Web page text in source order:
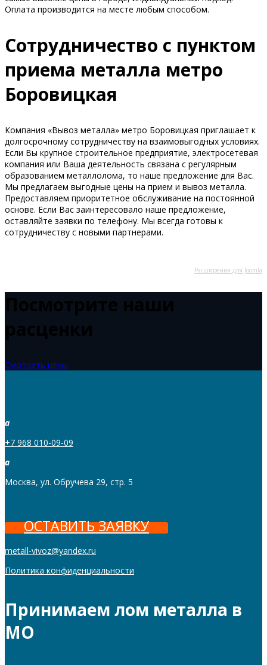
Оплата производится на месте любым способом.
Сотрудничество с пунктом
приема металла метро
Боровицкая
Компания «Вывоз металла» метро Боровицкая приглашает к
долгосрочному сотрудничеству на взаимовыгодных условиях.
Если Вы крупное строительное предприятие, электросетевая
компания или Ваша деятельность связана с регулярным
образованием металлолома, то наше предложение для Вас.
Мы предлагаем выгодные цены на прием и вывоз металла.
Предоставляем приоритетное обслуживание на постоянной
основе. Если Вас заинтересовало наше предложение,
оставляйте заявки по телефону. Мы всегда готовы к
сотрудничеству с новыми партнерами.
Расширения для Joomla
Посмотрите наши
расценки
Смотреть цены
a
+7 968 010-09-09
a
Москва, ул. Обручева 29, стр. 5
ОСТАВИТЬ ЗАЯВКУ
metall-vivoz@yandex.ru
Политика конфиденциальности
Принимаем лом металла в
МО